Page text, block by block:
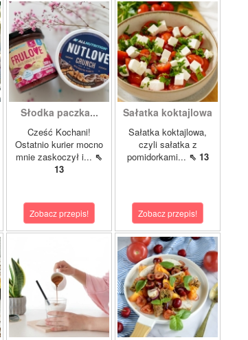
Słodka paczka...
Cześć Kochani!
Ostatnio kurier mocno
mnie zaskoczył i... ⇖
13
Zobacz przepis!
Sałatka koktajlowa
Sałatka koktajlowa,
czyli sałatka z
pomidorkami... ⇖ 13
Zobacz przepis!